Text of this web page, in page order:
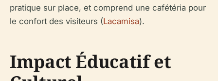
pratique sur place, et comprend une cafétéria pour
le confort des visiteurs (Lacamisa).
Impact Éducatif et